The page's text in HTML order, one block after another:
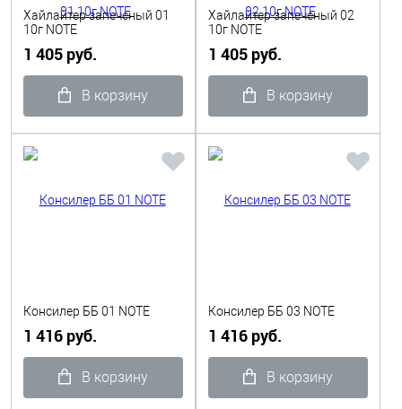
Хайлайтер запеченый 01
10г NOTE
1 405 руб.
В корзину
Хайлайтер запеченый 02
10г NOTE
1 405 руб.
В корзину
Консилер ББ 01 NOTE
1 416 руб.
В корзину
Консилер ББ 03 NOTE
1 416 руб.
В корзину